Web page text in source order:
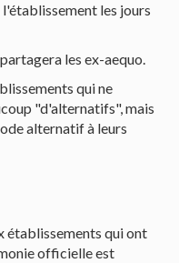
les jours
les ex-aequo.
qui ne
"d'alternatifs", mais
alternatif à leurs
établissements qui ont
officielle est